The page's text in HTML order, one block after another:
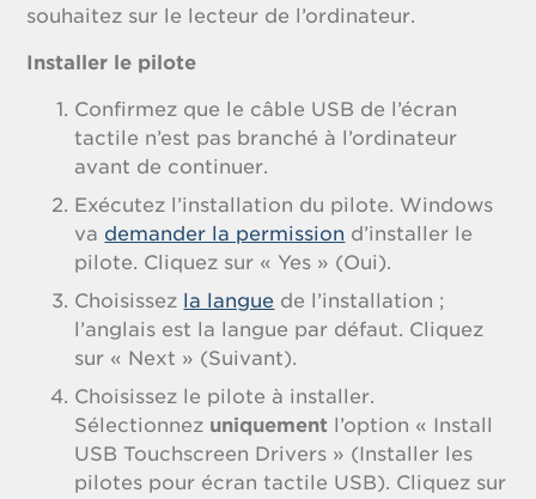
souhaitez sur le lecteur de l’ordinateur.
Installer le pilote
Confirmez que le câble USB de l’écran
tactile n’est pas branché à l’ordinateur
avant de continuer.
Exécutez l’installation du pilote. Windows
va demander la permission d’installer le
pilote. Cliquez sur « Yes » (Oui).
Choisissez la langue de l’installation ;
l’anglais est la langue par défaut. Cliquez
sur « Next » (Suivant).
Choisissez le pilote à installer.
Sélectionnez uniquement l’option « Install
USB Touchscreen Drivers » (Installer les
pilotes pour écran tactile USB). Cliquez sur